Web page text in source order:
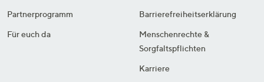
Partnerprogramm
Für euch da
Barrierefreiheitserklärung
Menschenrechte &
Sorgfaltspflichten
Karriere